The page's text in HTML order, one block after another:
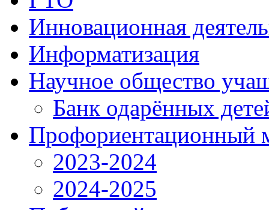
Инновационная
Информатизация
Научное общество
Банк одарённых
Профориентационный
2023-2024
2024-2025